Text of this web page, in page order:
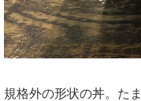
規格外の形状の丼。た